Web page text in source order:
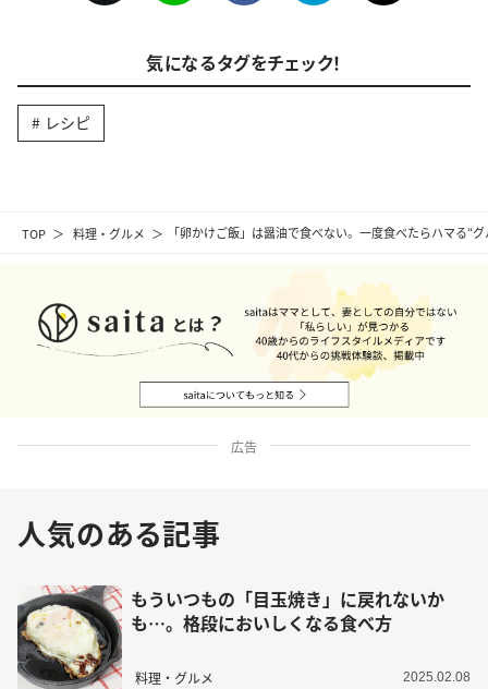
TOP 料理・グルメ 「卵かけご飯」は醤油で食べない。一度食べたらハマる“
気になるタグをチェック！
レシピ
広告
人気のある記事
もういつもの「目玉焼き」に戻れないか
も…。格段においしくなる食べ方
料理・グルメ 2025.02.08